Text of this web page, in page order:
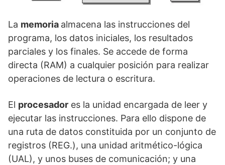
La memoria almacena las instrucciones del
programa, los datos iniciales, los resultados
parciales y los finales. Se accede de forma
directa (RAM) a cualquier posición para realizar
operaciones de lectura o escritura.
El procesador es la unidad encargada de leer y
ejecutar las instrucciones. Para ello dispone de
una ruta de datos constituida por un conjunto de
registros (REG.), una unidad aritmético-lógica
(UAL), y unos buses de comunicación; y una